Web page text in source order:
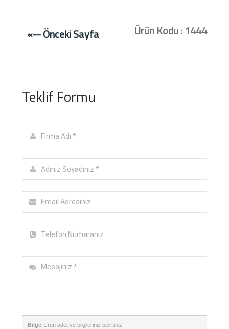
«-- Önceki Sayfa Ürün Kodu : 1444
Teklif Formu
Bilgi: Ürün adet ve bilgileriniz belirtiniz